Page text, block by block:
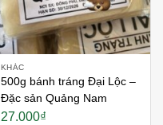
KHÁC
500g bánh tráng Đại Lộc –
Đặc sản Quảng Nam
27.000₫